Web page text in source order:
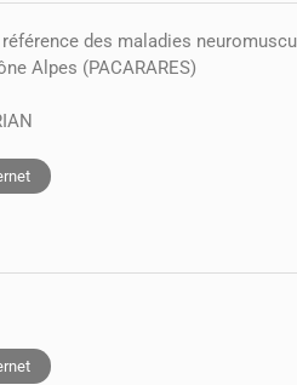
des maladies
Alpes (PACARARES)